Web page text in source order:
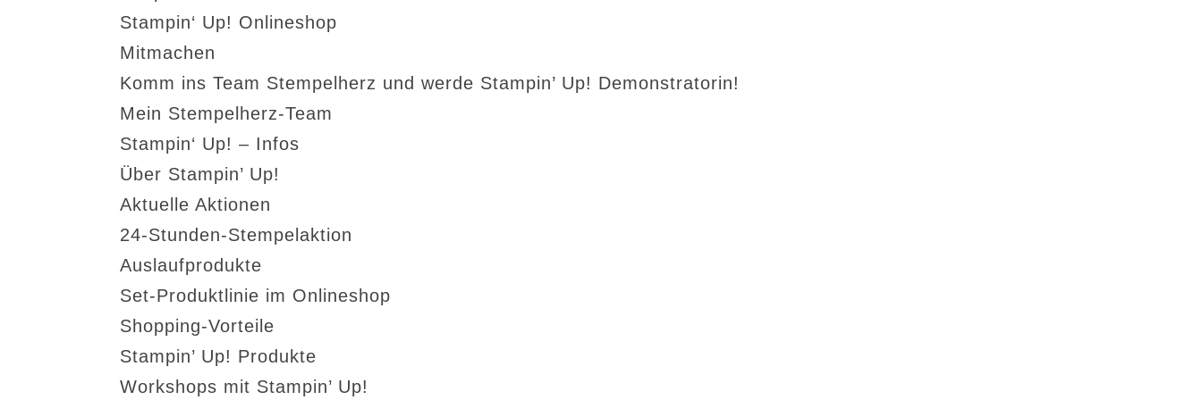
Stampin‘ Up! Onlineshop
Mitmachen
Komm ins Team Stempelherz und werde Stampin’ Up! Demonstratorin!
Mein Stempelherz-Team
Stampin‘ Up! – Infos
Über Stampin’ Up!
Aktuelle Aktionen
24-Stunden-Stempelaktion
Auslaufprodukte
Set-Produktlinie im Onlineshop
Shopping-Vorteile
Stampin’ Up! Produkte
Workshops mit Stampin’ Up!